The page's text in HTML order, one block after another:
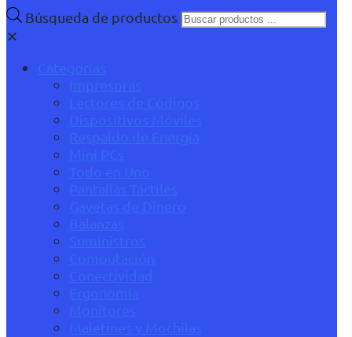
Búsqueda de productos
✕
Categorías
Impresoras
Lectores de Códigos
Dispositivos Móviles
Respaldo de Energía
Mini PCs
Todo en Uno
Pantallas Táctiles
Gavetas de Dinero
Balanzas
Suministros
Computación
Conectividad
Ergonomía
Monitores
Maletines y Mochilas